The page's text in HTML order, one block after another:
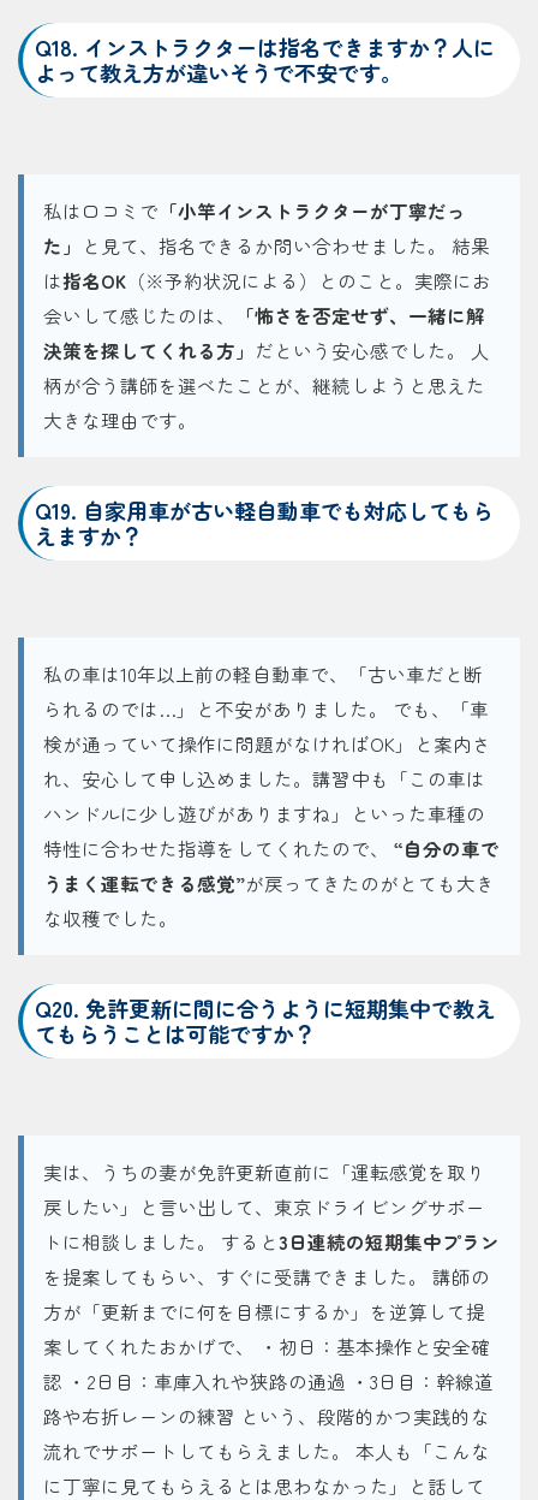
Q18. インストラクターは指名できますか？人に
よって教え方が違いそうで不安です。
私は口コミで 「小竿インストラクターが丁寧だっ
た」
と見て、指名できるか問い合わせました。 結果
は指名OK （※予約状況による）とのこと。実際にお
会いして感じたのは、
「怖さを否定せず、一緒に解
決策を探してくれる方」 だという安心感でした。 人
柄が合う講師を選べたことが、継続しようと思えた
大きな理由です。
Q19. 自家用車が古い軽自動車でも対応してもら
えますか？
私の車は10年以上前の軽自動車で、「古い車だと断
られるのでは…」と不安がありました。 でも、「車
検が通っていて操作に問題がなければOK」と案内さ
れ、安心して申し込めました。講習中も「この車は
ハンドルに少し遊びがありますね」といった車種の
特性に合わせた指導をしてくれたので、 “自分の車で
うまく運転できる感覚”が戻ってきたのがとても大き
な収穫でした。
Q20. 免許更新に間に合うように短期集中で教え
てもらうことは可能ですか？
実は、うちの妻が免許更新直前に「運転感覚を取り
戻したい」と言い出して、東京ドライビングサポー
トに相談しました。 すると 3日連続の短期集中プラン
を提案してもらい、すぐに受講できました。 講師の
方が「更新までに何を目標にするか」を逆算して提
案してくれたおかげで、 ・初日：基本操作と安全確
認 ・2日目：車庫入れや狭路の通過 ・3日目：幹線道
路や右折レーンの練習 という、段階的かつ実践的な
流れでサポートしてもらえました。 本人も「こんな
に丁寧に見てもらえるとは思わなかった」と話して